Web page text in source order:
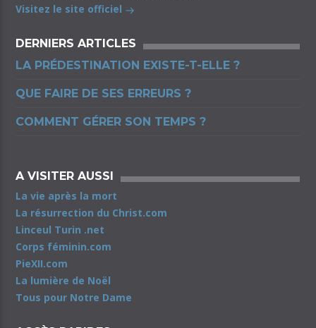
Visitez le site officiel
DERNIERS ARTICLES
LA PRÉDESTINATION EXISTE-T-ELLE ?
QUE FAIRE DE SES ERREURS ?
COMMENT GÉRER SON TEMPS ?
A VISITER AUSSI
La vie après la mort
La résurrection du Christ.com
Linceul Turin .net
Corps féminin.com
PieXII.com
La lumière de Noël
Tous pour Notre Dame